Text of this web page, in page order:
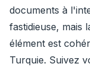
documents à
fastidieuse, mais
élément est
Turquie. Suivez